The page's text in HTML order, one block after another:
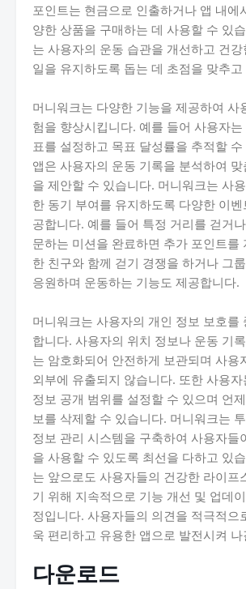
포인트는 현금으로 인출하거나 앱 내에
양한 상품을 구매하는 데 사용할 수 있
는 사용자의 운동 습관을 개선하고 건
일을 유지하도록 돕는 데 초점을 맞추
머니워크는 다양한 기능을 제공하여 사
험을 향상시킵니다. 예를 들어 사용자
표를 설정하고 목표 달성률을 추적할
앱은 사용자의 운동 기록을 분석하여
을 제안할 수 있습니다. 머니워크는 사
한 동기 부여를 유지하도록 다양한 이
공합니다. 예를 들어 특정 거리를 걷거
문하는 미션을 완료하면 추가 포인트를
한 친구와 함께 걷기 경쟁을 하거나 그
응원하며 운동하는 기능도 제공합니다.
머니워크는 사용자의 개인 정보 보호를
합니다. 사용자의 위치 정보나 운동 기
는 암호화되어 안전하게 보관되며 사용
외부에 유출되지 않습니다. 또한 사용
정보 공개 범위를 설정할 수 있으며 언
보를 삭제할 수 있습니다. 머니워크는
정보 관리 시스템을 구축하여 사용자들
을 사용할 수 있도록 최선을 다하고 있
는 앞으로도 사용자들의 건강한 라이프
기 위해 지속적으로 기능 개선 및 업데
정입니다. 사용자들의 의견을 적극적으
욱 편리하고 유용한 앱으로 발전시켜
다운로드